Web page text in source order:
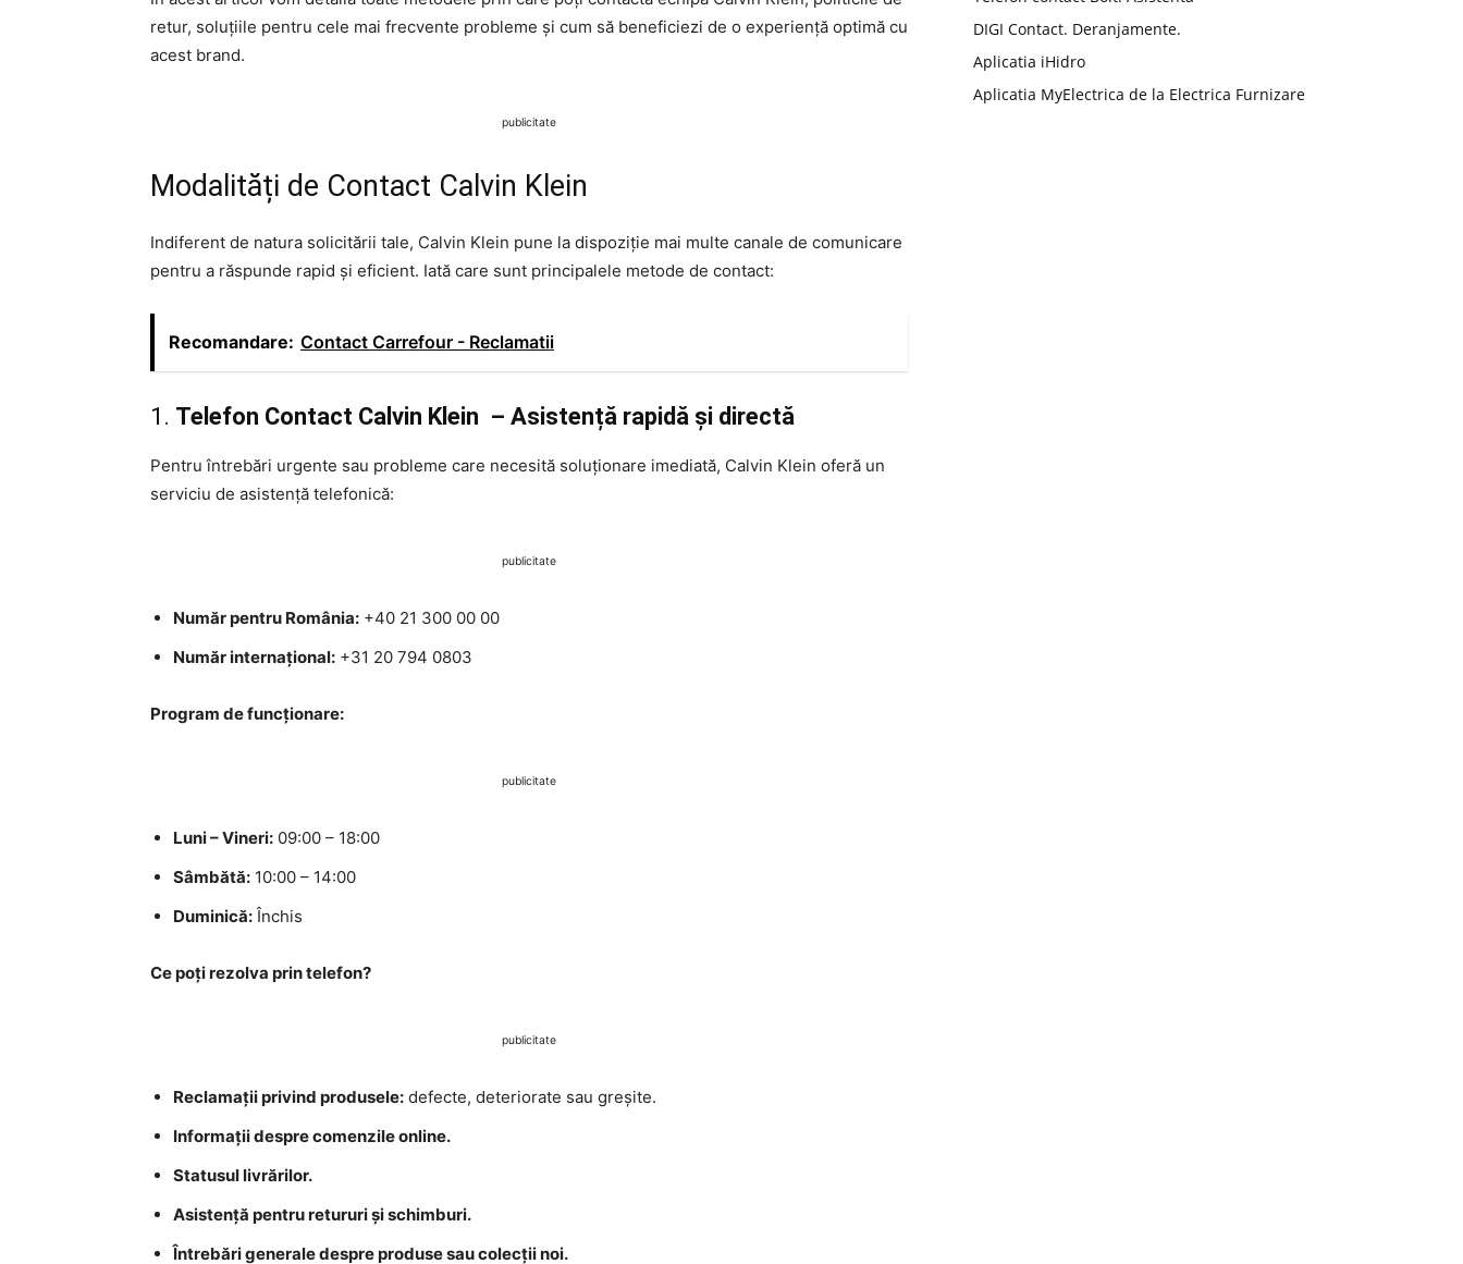
retur, soluțiile pentru cele mai frecvente probleme și cum să beneficiezi de o experiență optimă cu
acest brand.
publicitate
Modalități de Contact Calvin Klein
Indiferent de natura solicitării tale, Calvin Klein pune la dispoziție mai multe canale de comunicare
pentru a răspunde rapid și eficient. Iată care sunt principalele metode de contact:
Recomandare: Contact Carrefour - Reclamatii
1. Telefon Contact Calvin Klein – Asistență rapidă și directă
Pentru întrebări urgente sau probleme care necesită soluționare imediată, Calvin Klein oferă un
serviciu de asistență telefonică:
publicitate
Număr pentru România: +40 21 300 00 00
Număr internațional: +31 20 794 0803
Program de funcționare:
publicitate
Luni – Vineri: 09:00 – 18:00
Sâmbătă: 10:00 – 14:00
Duminică: Închis
Ce poți rezolva prin telefon?
publicitate
Reclamații privind produsele: defecte, deteriorate sau greșite.
Informații despre comenzile online.
Statusul livrărilor.
Asistență pentru retururi și schimburi.
Întrebări generale despre produse sau colecții noi.
DIGI Contact. Deranjamente.
Aplicatia iHidro
Aplicatia MyElectrica de la Electrica Furnizare